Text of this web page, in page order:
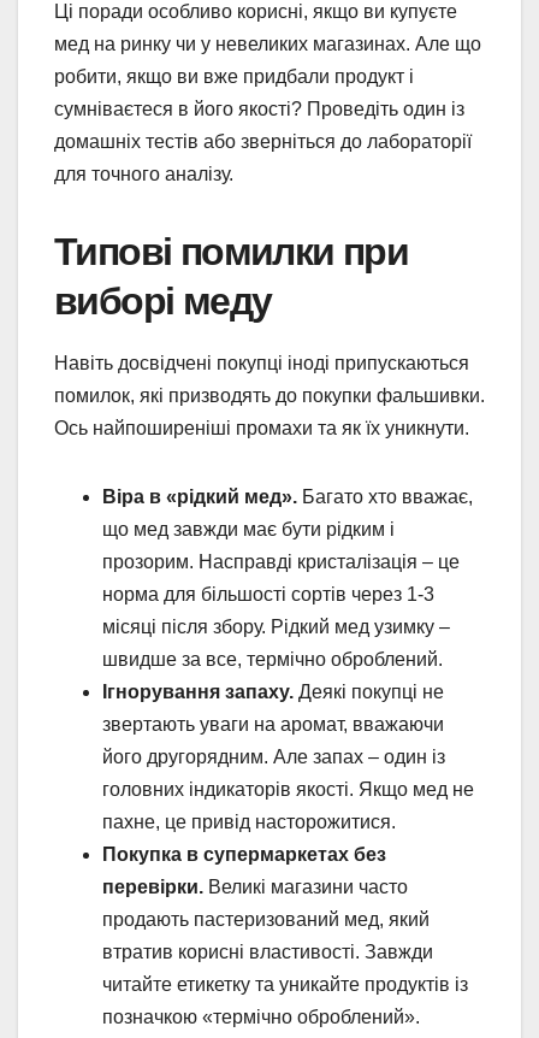
Ці поради особливо корисні, якщо ви купуєте
мед на ринку чи у невеликих магазинах. Але що
робити, якщо ви вже придбали продукт і
сумніваєтеся в його якості? Проведіть один із
домашніх тестів або зверніться до лабораторії
для точного аналізу.
Типові помилки при
виборі меду
Навіть досвідчені покупці іноді припускаються
помилок, які призводять до покупки фальшивки.
Ось найпоширеніші промахи та як їх уникнути.
Віра в «рідкий мед». Багато хто вважає,
що мед завжди має бути рідким і
прозорим. Насправді кристалізація – це
норма для більшості сортів через 1-3
місяці після збору. Рідкий мед узимку –
швидше за все, термічно оброблений.
Ігнорування запаху. Деякі покупці не
звертають уваги на аромат, вважаючи
його другорядним. Але запах – один із
головних індикаторів якості. Якщо мед не
пахне, це привід насторожитися.
Покупка в супермаркетах без
перевірки. Великі магазини часто
продають пастеризований мед, який
втратив корисні властивості. Завжди
читайте етикетку та уникайте продуктів із
позначкою «термічно оброблений».